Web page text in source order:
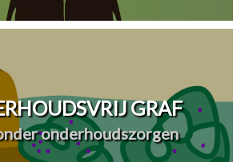
GRAF
onderhoudszorgen